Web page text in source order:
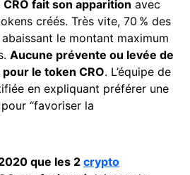
CRO fait son apparition avec
créés. Très vite, 70 % des
le montant maximum
Aucune prévente ou levée de
le token CRO. L’équipe de
en expliquant préférer une
“favoriser la
que les 2 crypto